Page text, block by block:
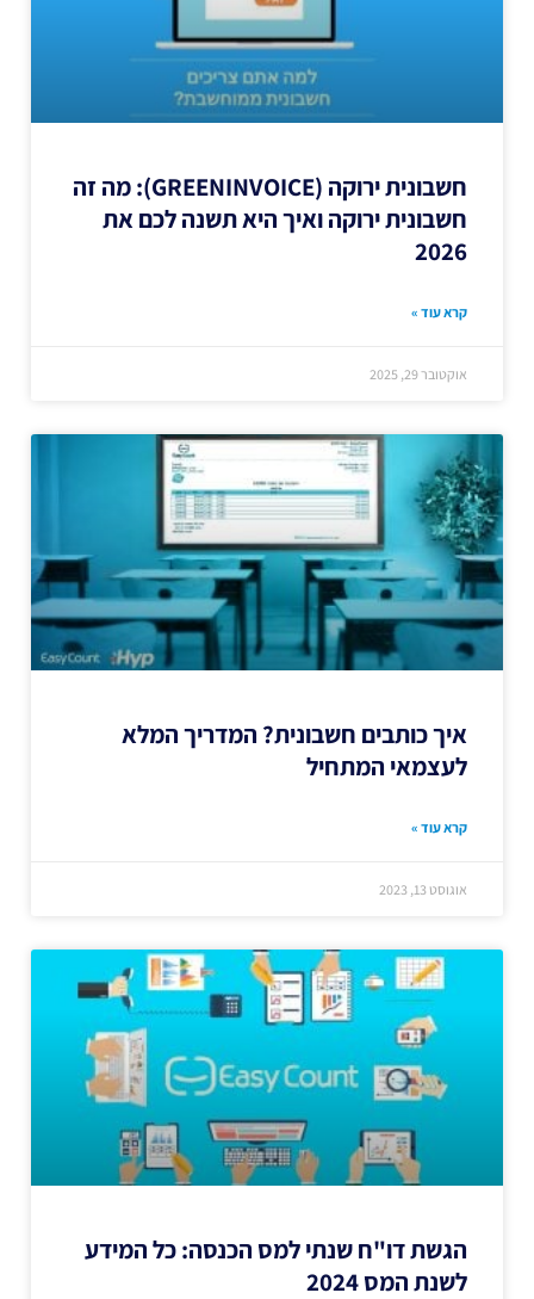
חשבונית ירוקה (GREENINVOICE): מה זה
חשבונית ירוקה ואיך היא תשנה לכם את
2026
קרא עוד »
אוקטובר 29, 2025
איך כותבים חשבונית? המדריך המלא
לעצמאי המתחיל
קרא עוד »
אוגוסט 13, 2023
הגשת דו"ח שנתי למס הכנסה: כל המידע
לשנת המס 2024